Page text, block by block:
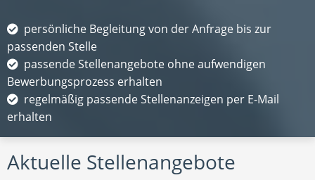
persönliche Begleitung von der Anfrage bis zur
passenden Stelle
passende Stellenangebote ohne aufwendigen
Bewerbungsprozess erhalten
regelmäßig passende Stellenanzeigen per E-Mail
erhalten
Aktuelle Stellenangebote